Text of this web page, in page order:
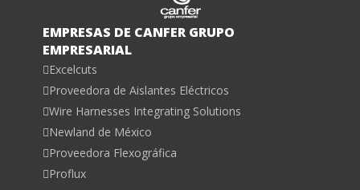
EMPRESAS DE CANFER GRUPO
EMPRESARIAL
Excelcuts
Proveedora de Aislantes Eléctricos
Wire Harnesses Integrating Solutions
Newland de México
Proveedora Flexográfica
Proflux